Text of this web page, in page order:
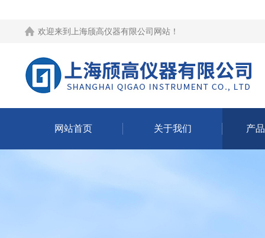
欢迎来到 上海颀高仪器有限公司网站 ！
网站首页 关于我们 产